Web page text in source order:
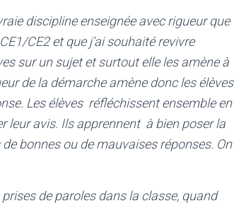
discipline enseignée avec rigueur que
CE2 et que j’ai souhaité revivre
sur un sujet et surtout elle les amène à
de la démarche amène donc les élèves
Les élèves réfléchissent ensemble en
leur avis. Ils apprennent à bien poser la
bonnes ou de mauvaises réponses. On
de paroles dans la classe, quand